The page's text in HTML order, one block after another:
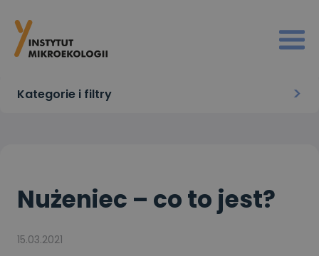
Strona główna> Nużeniec – co to jest?
Kategorie i filtry
Nużeniec – co to jest?
15.03.2021